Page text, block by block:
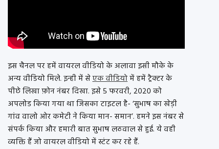
इस चैनल पर हमें वायरल वीडियो के अलावा इसी मौके के
अन्य वीडियो मिले. इन्ही में सेएक वीडियोमें हमें ट्रैक्टर के
पीछे लिखा फ़ोन नंबर दिखा. इसे 5 फरवरी, 2020 को
अपलोड किया गया था जिसका टाइटल है- ‘सुभाष का खेड़ी
गांव वालो ओर कमेटी ने किया मान- समान’. हमने इस नंबर से
संपर्क किया और हमारी बात सुभाष लठवाल से हुई. ये वही
व्यक्ति हैं जो वायरल वीडियो में स्टंट कर रहे हैं.